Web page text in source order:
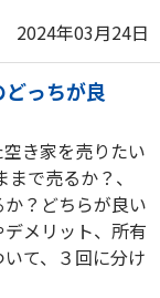
2024年03月24日
っちが良
き家を売りたい
で売るか？、
？どちらが良い
メリット、所有
て、３回に分け